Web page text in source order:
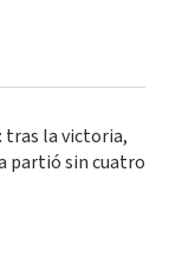
la victoria,
partió sin cuatro